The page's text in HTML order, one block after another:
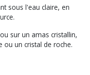
sous l'eau claire, en
sur un amas cristallin,
un cristal de roche.